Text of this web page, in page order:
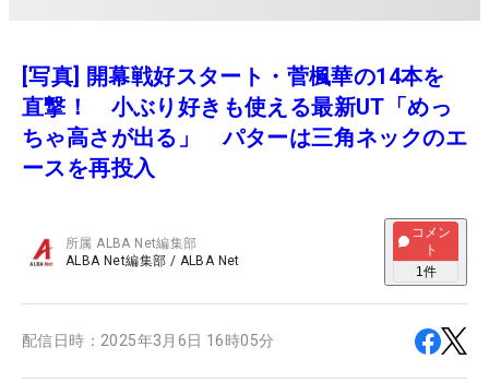
[写真] 開幕戦好スタート・菅楓華の14本を
直撃！ 小ぶり好きも使える最新UT「めっ
ちゃ高さが出る」 パターは三角ネックのエ
ースを再投入
所属ALBA Net編集部
ALBA Net編集部 / ALBA Net
コメン
ト
1件
配信日時： 2025年3月6日 16時05分